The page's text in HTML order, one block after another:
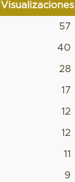
Visualizaciones
57
40
28
17
12
12
11
9